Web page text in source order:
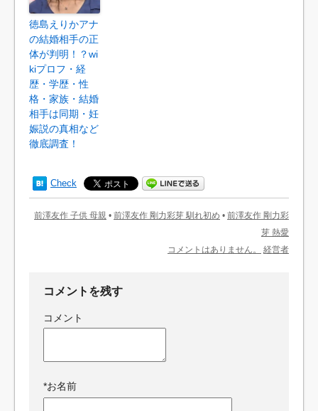
徳島えりかアナ
の結婚相手の正
体が判明！？wi
kiプロフ・経
歴・学歴・性
格・家族・結婚
相手は同期・妊
娠説の真相など
徹底調査！
Check
前澤友作 子供 母親 • 前澤友作 剛力彩芽 馴れ初め • 前澤友作 剛力彩
芽 熱愛
コメントはありません。
経営者
コメントを残す
コメント
*お名前